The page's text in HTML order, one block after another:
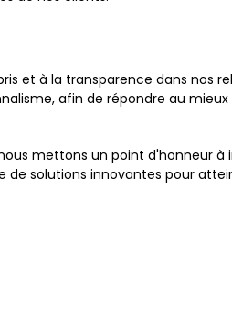
et à la transparence dans nos
afin de répondre au mieux
mettons un point d'honneur à
solutions innovantes pour